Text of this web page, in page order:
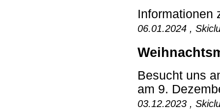
Informationen
06.01.2024 ,
Besucht uns
am 9.
03.12.2023 ,